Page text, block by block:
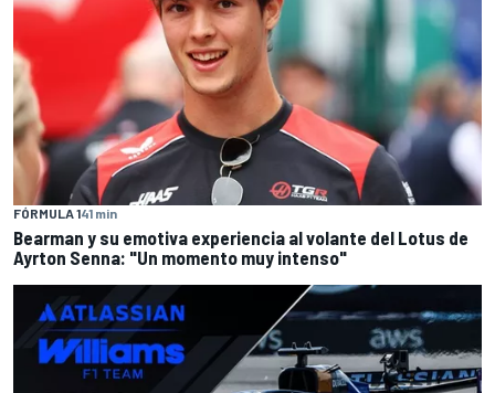
FÓRMULA 141 min
Bearman y su emotiva experiencia al volante del Lotus de
Ayrton Senna: "Un momento muy intenso"